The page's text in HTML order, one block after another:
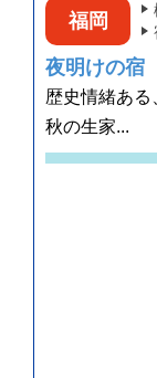
福岡
夜明けの宿
歴史情緒ある
秋の生家...